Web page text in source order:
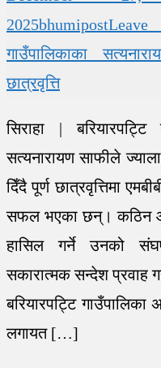
2025bhumipostLeave
गाउँपालिकाका
छात्रवृत्ति
सिराहा |
सत्यनारायण साफीले
दिँदै पूर्ण छात्रवृत्तिमा
सफल भएका छन्। कठिन
हासिल गर्ने उनको
सकारात्मक सन्देश प्रवाह
बरियारपट्टि गाउँपालिका
लगायत […]